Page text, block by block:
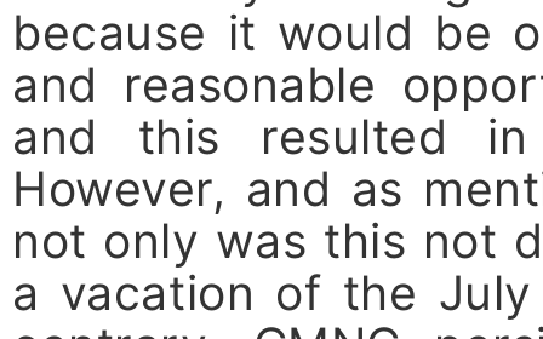
because it would be
and reasonable
and this resulted
However, and as
not only was this not
a vacation of the